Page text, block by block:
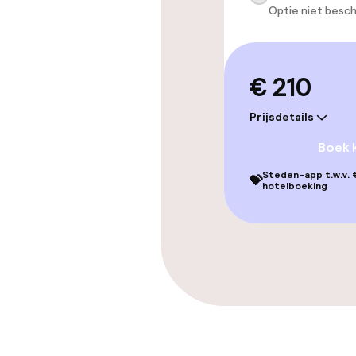
Zwemmen &
Zoetwater
Optie niet
€ 210
Prijsdetails
Boek
💝Steden-app t.w.v.
hotelboeking